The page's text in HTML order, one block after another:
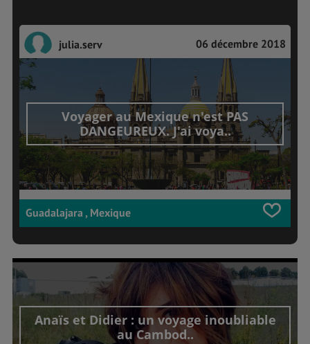
julia.serv 06 décembre 2018
Voyager au Mexique n'est PAS
DANGEUREUX. J'ai voya..
Guadalajara , Mexique
Anaïs et Didier : un voyage inoubliable
au Cambod..